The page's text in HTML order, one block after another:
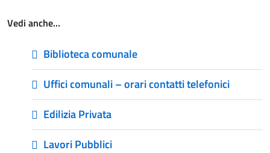
Vedi anche…
Biblioteca comunale
Uffici comunali – orari contatti telefonici
Edilizia Privata
Lavori Pubblici